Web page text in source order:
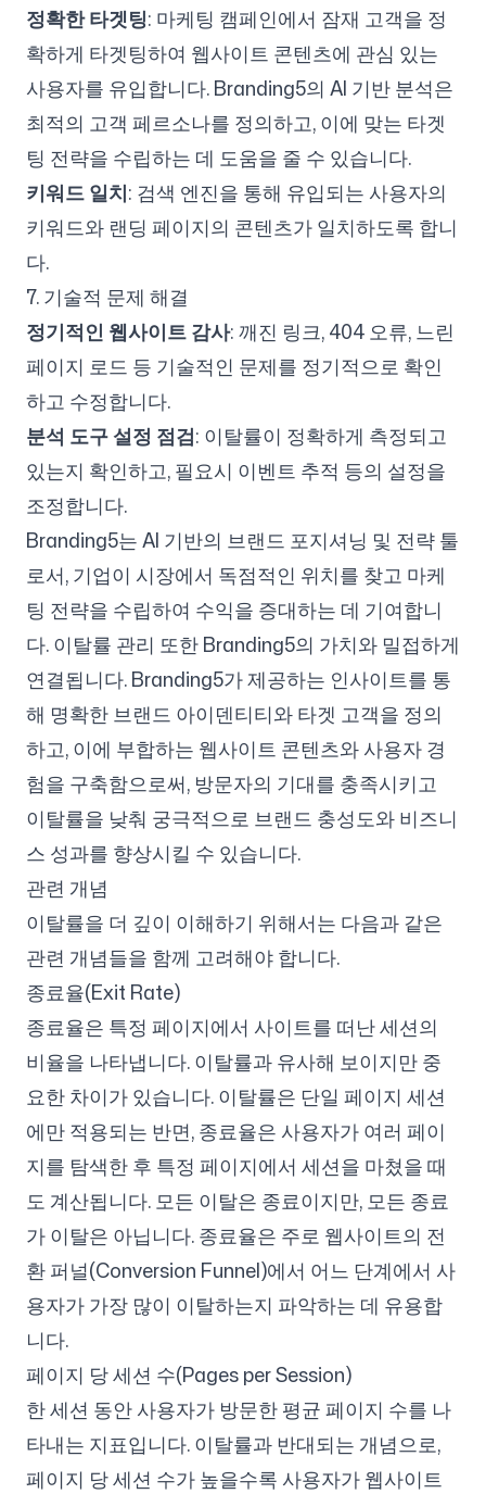
정확한 타겟팅: 마케팅 캠페인에서 잠재 고객을 정
확하게 타겟팅하여 웹사이트 콘텐츠에 관심 있는
사용자를 유입합니다. Branding5의 AI 기반 분석은
최적의 고객 페르소나를 정의하고, 이에 맞는 타겟
팅 전략을 수립하는 데 도움을 줄 수 있습니다.
키워드 일치: 검색 엔진을 통해 유입되는 사용자의
키워드와 랜딩 페이지의 콘텐츠가 일치하도록 합니
다.
7. 기술적 문제 해결
정기적인 웹사이트 감사: 깨진 링크, 404 오류, 느린
페이지 로드 등 기술적인 문제를 정기적으로 확인
하고 수정합니다.
분석 도구 설정 점검: 이탈률이 정확하게 측정되고
있는지 확인하고, 필요시 이벤트 추적 등의 설정을
조정합니다.
Branding5는 AI 기반의 브랜드 포지셔닝 및 전략 툴
로서, 기업이 시장에서 독점적인 위치를 찾고 마케
팅 전략을 수립하여 수익을 증대하는 데 기여합니
다. 이탈률 관리 또한 Branding5의 가치와 밀접하게
연결됩니다. Branding5가 제공하는 인사이트를 통
해 명확한 브랜드 아이덴티티와 타겟 고객을 정의
하고, 이에 부합하는 웹사이트 콘텐츠와 사용자 경
험을 구축함으로써, 방문자의 기대를 충족시키고
이탈률을 낮춰 궁극적으로 브랜드 충성도와 비즈니
스 성과를 향상시킬 수 있습니다.
관련 개념
이탈률을 더 깊이 이해하기 위해서는 다음과 같은
관련 개념들을 함께 고려해야 합니다.
종료율(Exit Rate)
종료율은 특정 페이지에서 사이트를 떠난 세션의
비율을 나타냅니다. 이탈률과 유사해 보이지만 중
요한 차이가 있습니다. 이탈률은 단일 페이지 세션
에만 적용되는 반면, 종료율은 사용자가 여러 페이
지를 탐색한 후 특정 페이지에서 세션을 마쳤을 때
도 계산됩니다. 모든 이탈은 종료이지만, 모든 종료
가 이탈은 아닙니다. 종료율은 주로 웹사이트의 전
환 퍼널(Conversion Funnel)에서 어느 단계에서 사
용자가 가장 많이 이탈하는지 파악하는 데 유용합
니다.
페이지 당 세션 수(Pages per Session)
한 세션 동안 사용자가 방문한 평균 페이지 수를 나
타내는 지표입니다. 이탈률과 반대되는 개념으로,
페이지 당 세션 수가 높을수록 사용자가 웹사이트